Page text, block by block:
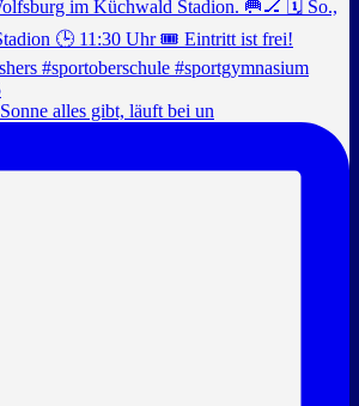
alles gibt, läuft bei un